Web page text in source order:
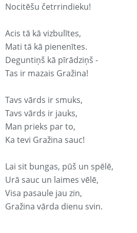
Nocitēšu četrrindieku!
Acis tā kā vizbulītes,
Mati tā kā pienenītes.
Deguntiņš kā pīrādziņš -
Tas ir mazais Gražina!
Tavs vārds ir smuks,
Tavs vārds ir jauks,
Man prieks par to,
Ka tevi Gražina sauc!
Lai sit bungas, pūš un spēlē,
Urā sauc un laimes vēlē,
Visa pasaule jau zin,
Gražina vārda dienu svin.